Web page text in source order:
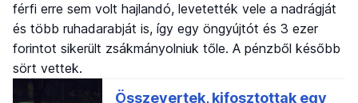
férfi erre sem volt hajlandó, levetették vele a nadrágját
és több ruhadarabját is, így egy öngyújtót és 3 ezer
forintot sikerült zsákmányolniuk tőle. A pénzből később
sört vettek.